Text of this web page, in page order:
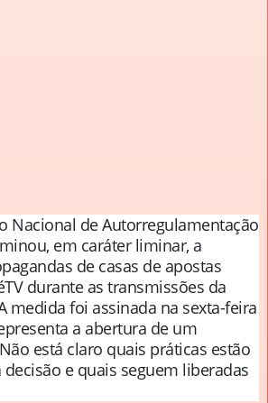
Nacional de Autorregulamentação
em caráter liminar, a
de casas de apostas
durante as transmissões da
medida foi assinada na sexta-feira
a abertura de um
está claro quais práticas estão
e quais seguem liberadas